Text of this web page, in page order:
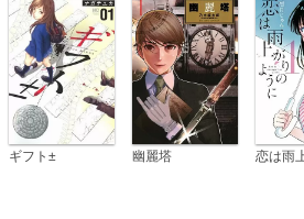
ギフト± 幽麗塔